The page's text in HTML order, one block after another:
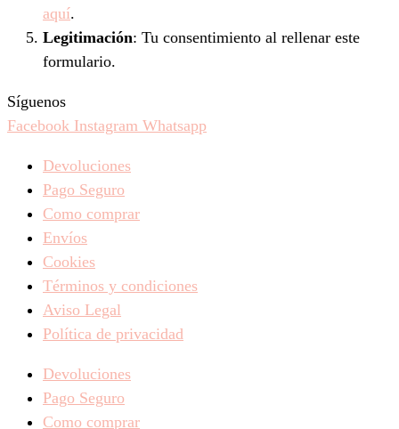
aquí.
Legitimación: Tu consentimiento al rellenar este
formulario.
Síguenos
Facebook Instagram Whatsapp
Devoluciones
Pago Seguro
Como comprar
Envíos
Cookies
Términos y condiciones
Aviso Legal
Política de privacidad
Devoluciones
Pago Seguro
Como comprar